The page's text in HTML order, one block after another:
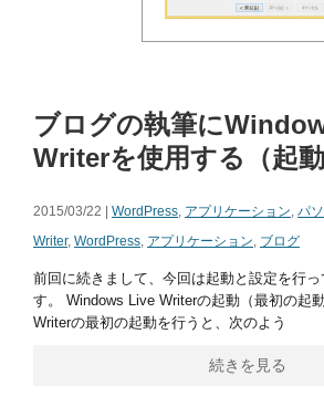
ブログの執筆に
Writerを使用する（起動
2015/03/22 | WordPress, アプリケーション, パ
Writer, WordPress, アプリケーション, ブログ
前回に続きまして、今回は起動と設定を行っ
す。 Windows Live Writerの起動（最初の起
Writerの最初の起動を行うと、次のよう
続きを見る